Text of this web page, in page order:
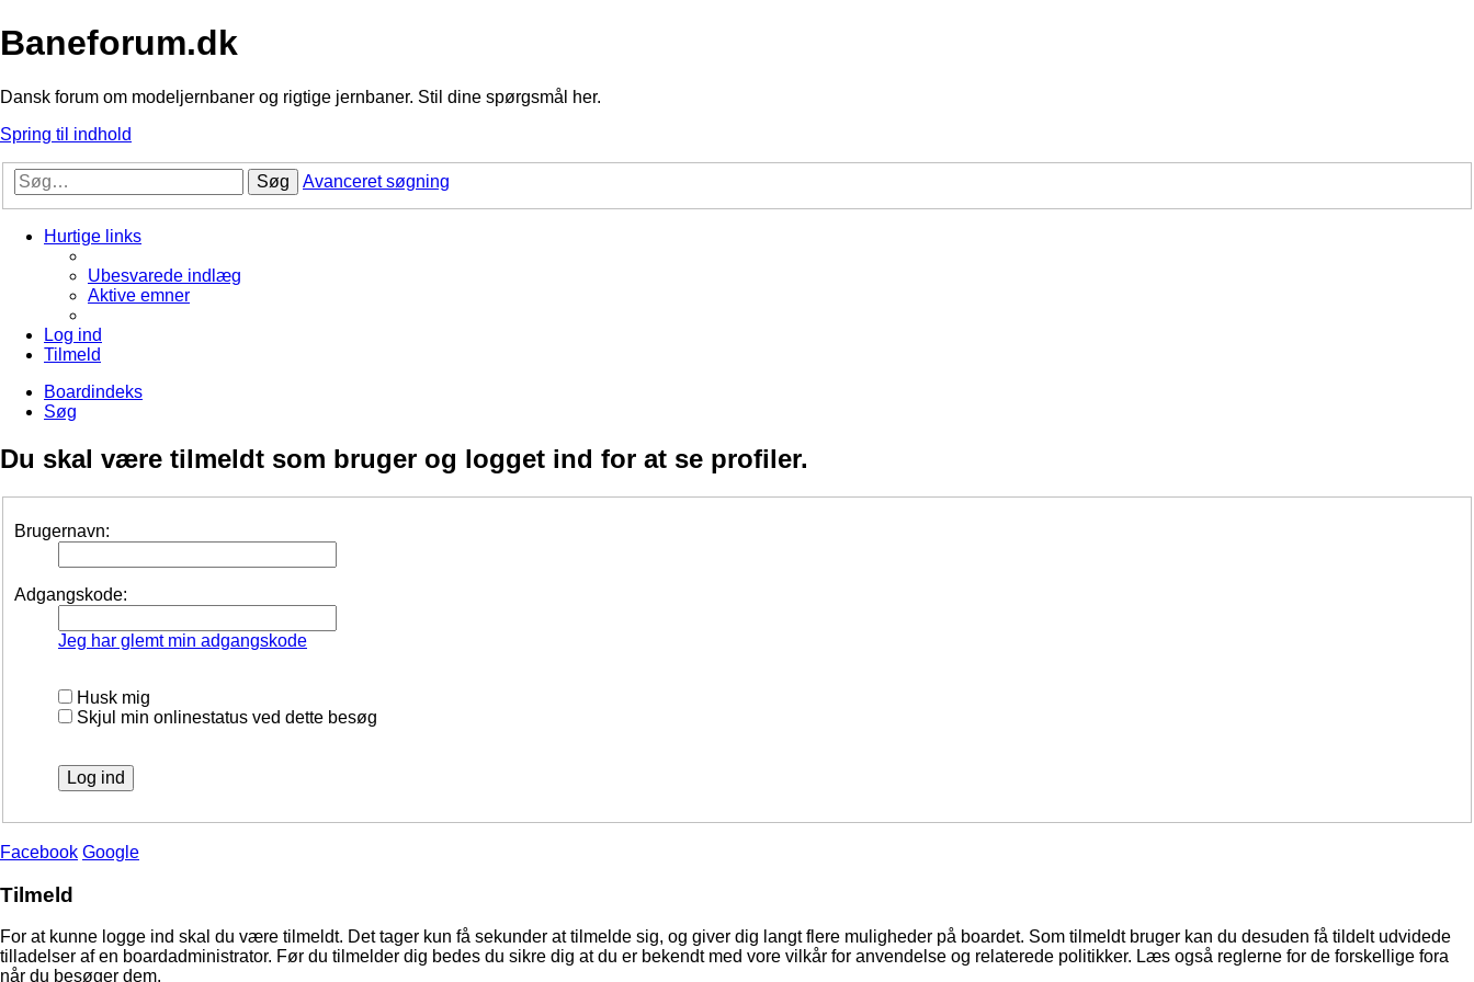
Baneforum.dk
Dansk forum om modeljernbaner og rigtige jernbaner. Stil dine spørgsmål her.
Spring til indhold
Søg Avanceret søgning
Hurtige links
Ubesvarede indlæg
Aktive emner
Log ind
Tilmeld
Boardindeks
Søg
Du skal være tilmeldt som bruger og logget ind for at se profiler.
Brugernavn:
Adgangskode:
Jeg har glemt min adgangskode
Husk mig
Skjul min onlinestatus ved dette besøg
Facebook Google
Tilmeld
For at kunne logge ind skal du være tilmeldt. Det tager kun få sekunder at tilmelde sig, og giver dig langt flere muligheder på boardet. Som tilmeldt bruger kan du desuden få tildelt udvidede
tilladelser af en boardadministrator. Før du tilmelder dig bedes du sikre dig at du er bekendt med vore vilkår for anvendelse og relaterede politikker. Læs også reglerne for de forskellige fora
når du besøger dem.